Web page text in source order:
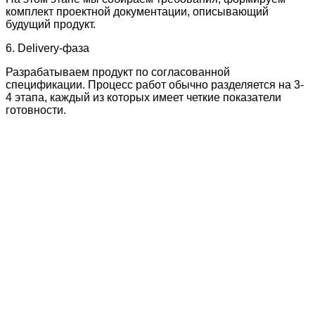
комплект проектной документации, описывающий
будущий продукт.
6. Delivery-фаза
Разрабатываем продукт по согласованной
спецификации. Процесс работ обычно разделяется на 3-
4 этапа, каждый из которых имеет четкие показатели
готовности.